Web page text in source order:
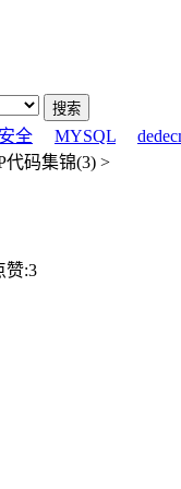
搜索
全 MYSQL
代码集锦(3) >
赞:3